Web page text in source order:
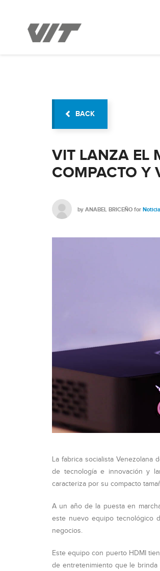
BACK
VIT LANZA EL
COMPACTO Y
by ANABEL BRICEÑO for
La fabrica socialista Venezolana
de tecnología e innovación y
caracteriza por su compacto
A un año de la puesta en
este nuevo equipo tecnológico
negocios.
Este equipo con puerto HDMI
de entretenimiento que le brinda